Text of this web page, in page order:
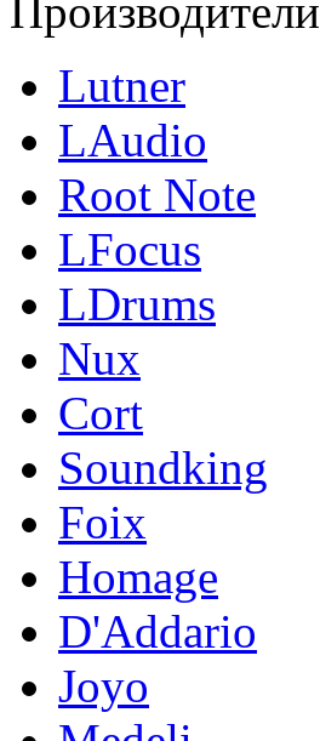
Производители
Lutner
LAudio
Root Note
LFocus
LDrums
Nux
Cort
Soundking
Foix
Homage
D'Addario
Joyo